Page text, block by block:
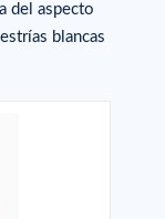
del aspecto
blancas